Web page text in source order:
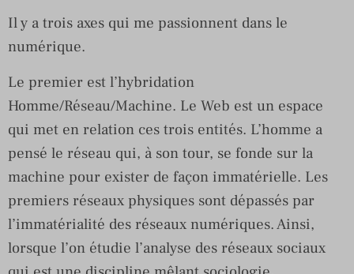
Il y a trois axes qui me passionnent dans le
numérique.
Le premier est l’hybridation
Homme/Réseau/Machine. Le Web est un espace
qui met en relation ces trois entités. L’homme a
pensé le réseau qui, à son tour, se fonde sur la
machine pour exister de façon immatérielle. Les
premiers réseaux physiques sont dépassés par
l’immatérialité des réseaux numériques. Ainsi,
lorsque l’on étudie l’analyse des réseaux sociaux